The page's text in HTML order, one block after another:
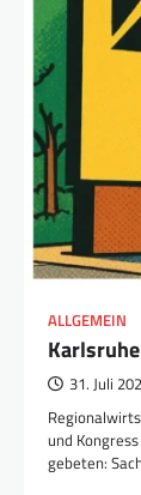
ALLGEMEIN
31. Juli
und
gebeten: